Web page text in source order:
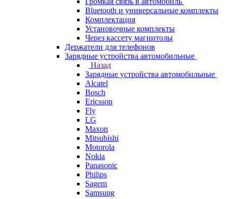
Bluetooth и универсальные комплекты
Комплектация
Установочные комплекты
Через кассету магнитолы
Держатели для телефонов
Зарядные устройства автомобильные
Назад
Зарядные устройства автомобильные
Alcatel
Bosch
Ericsson
Fly
LG
Maxon
Mitsubishi
Motorola
Nokia
Panasonic
Philips
Sagem
Samsung